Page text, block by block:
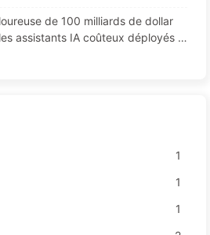
— Apprenons Lentement L'IA170
de 100 milliards de dollar
assistants IA coûteux déployés p
"oublient" souvent aux moment
1
1
1